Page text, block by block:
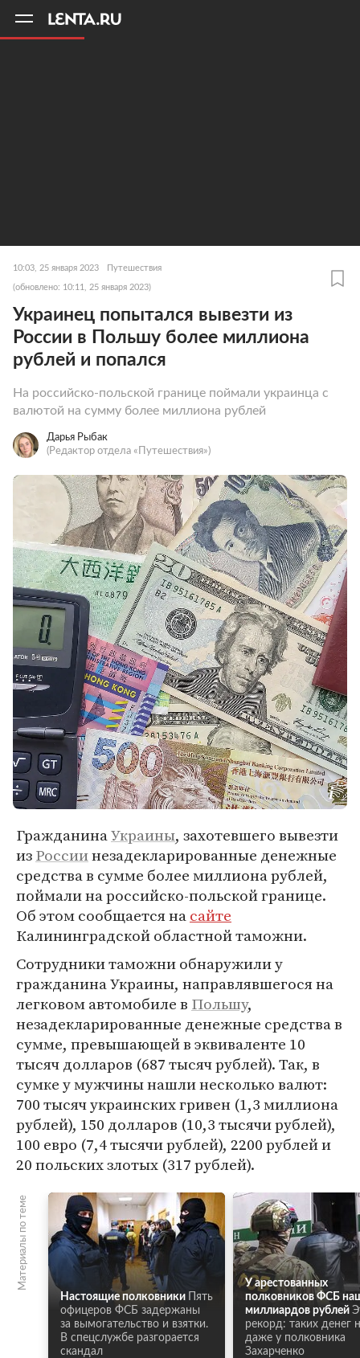
10:03, 25 января 2023 Путешествия
(обновлено: 10:11, 25 января 2023)
Украинец попытался вывезти из
России в Польшу более миллиона
рублей и попался
На российско-польской границе поймали украинца с
валютой на сумму более миллиона рублей
Дарья Рыбак
(Редактор отдела «Путешествия»)
ГражданинаУкраины, захотевшего вывезти
изРоссиинезадекларированные денежные
средства в сумме более миллиона рублей,
поймали на российско-польской границе.
Об этом сообщается насайте
Калининградской областной таможни.
Сотрудники таможни обнаружили у
гражданина Украины, направлявшегося на
легковом автомобиле в Польшу,
незадекларированные денежные средства в
сумме, превышающей в эквиваленте 10
тысяч долларов (687 тысяч рублей). Так, в
сумке у мужчины нашли несколько валют:
700 тысяч украинских гривен (1,3 миллиона
рублей), 150 долларов (10,3 тысячи рублей),
100 евро (7,4 тысячи рублей), 2200 рублей и
20 польских злотых (317 рублей).
Материалы по теме
Настоящие полковники
Пять
офицеров ФСБ задержаны
за вымогательство и взятки.
В спецслужбе разгорается
скандал
У арестованных
полковников ФСБ
миллиардов рублей
рекорд: таких денег
даже у полковника
Захарченко